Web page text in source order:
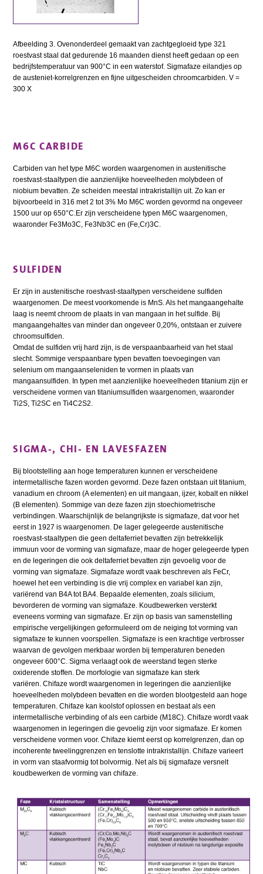
Afbeelding 3. Ovenonderdeel gemaakt van zachtgegloeid type 321
roestvast staal dat gedurende 16 maanden dienst heeft gedaan op een
bedrijfstemperatuur van 900°C in een waterstof. Sigmafaze eilandjes op
de austeniet-korrelgrenzen en fijne uitgescheiden chroomcarbiden. V =
300 X
M6C CARBIDE
Carbiden van het type M6C worden waargenomen in austenitische
roestvast-staaltypen die aanzienlijke hoeveelheden molybdeen of
niobium bevatten. Ze scheiden meestal intrakristallijn uit. Zo kan er
bijvoorbeeld in 316 met 2 tot 3% Mo M6C worden gevormd na ongeveer
1500 uur op 650°C.Er zijn verscheidene typen M6C waargenomen,
waaronder Fe3Mo3C, Fe3Nb3C en (Fe,Cr)3C.
SULFIDEN
Er zijn in austenitische roestvast-staaltypen verscheidene sulfiden
waargenomen. De meest voorkomende is MnS. Als het mangaangehalte
laag is neemt chroom de plaats in van mangaan in het sulfide. Bij
mangaangehaltes van minder dan ongeveer 0,20%, ontstaan er zuivere
chroomsulfiden.
Omdat de sulfiden vrij hard zijn, is de verspaanbaarheid van het staal
slecht. Sommige verspaanbare typen bevatten toevoegingen van
selenium om mangaanseleniden te vormen in plaats van
mangaansulfiden. In typen met aanzienlijke hoeveelheden titanium zijn er
verscheidene vormen van titaniumsulfiden waargenomen, waaronder
Ti2S, Ti2SC en Ti4C2S2.
SIGMA-, CHI- EN LAVESFAZEN
Bij blootstelling aan hoge temperaturen kunnen er verscheidene
intermetallische fazen worden gevormd. Deze fazen ontstaan uit titanium,
vanadium en chroom (A elementen) en uit mangaan, ijzer, kobalt en nikkel
(B elementen). Sommige van deze fazen zijn stoechiometrische
verbindingen. Waarschijnlijk de belangrijkste is sigmafaze, dat voor het
eerst in 1927 is waargenomen. De lager gelegeerde austenitische
roestvast-staaltypen die geen deltaferriet bevatten zijn betrekkelijk
immuun voor de vorming van sigmafaze, maar de hoger gelegeerde typen
en de legeringen die ook deltaferriet bevatten zijn gevoelig voor de
vorming van sigmafaze. Sigmafaze wordt vaak beschreven als FeCr,
hoewel het een verbinding is die vrij complex en variabel kan zijn,
variërend van B4A tot BA4. Bepaalde elementen, zoals silicium,
bevorderen de vorming van sigmafaze. Koudbewerken versterkt
eveneens vorming van sigmafaze. Er zijn op basis van samenstelling
empirische vergelijkingen geformuleerd om de neiging tot vorming van
sigmafaze te kunnen voorspellen. Sigmafaze is een krachtige verbrosser
waarvan de gevolgen merkbaar worden bij temperaturen beneden
ongeveer 600°C. Sigma verlaagt ook de weerstand tegen sterke
oxiderende stoffen. De morfologie van sigmafaze kan sterk
variëren. Chifaze wordt waargenomen in legeringen die aanzienlijke
hoeveelheden molybdeen bevatten en die worden blootgesteld aan hoge
temperaturen. Chifaze kan koolstof oplossen en bestaat als een
intermetallische verbinding of als een carbide (M18C). Chifaze wordt vaak
waargenomen in legeringen die gevoelig zijn voor sigmafaze. Er komen
verscheidene vormen voor. Chifaze kiemt eerst op korrelgrenzen, dan op
incoherente tweelinggrenzen en tenslotte intrakristallijn. Chifaze varieert
in vorm van staafvormig tot bolvormig. Net als bij sigmafaze versnelt
koudbewerken de vorming van chifaze.